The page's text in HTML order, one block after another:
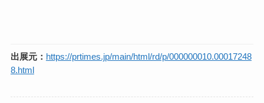
出展元： https://prtimes.jp/main/html/rd/p/000000010.00017248
8.html